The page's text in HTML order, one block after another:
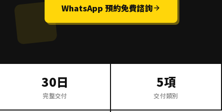
FAQ
立即免費諮詢
WhatsApp 預約免費諮詢
30日
完整交付
5項
交付類別